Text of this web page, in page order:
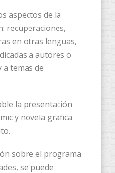
aspectos de la
recuperaciones,
en otras lenguas,
a autores o
temas de
la presentación
y novela gráfica
sobre el programa
se puede